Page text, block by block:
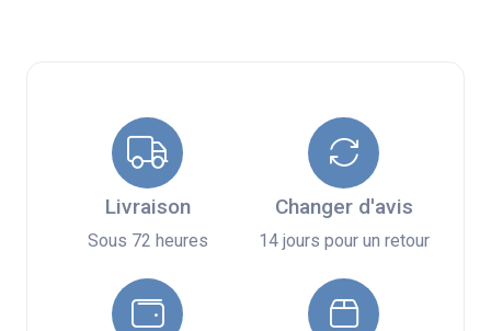
Livraison
Sous 72 heures
Changer d'avis
14 jours pour un retour